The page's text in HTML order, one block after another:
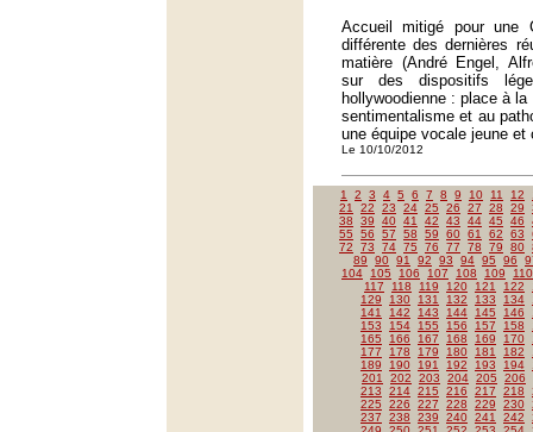
Accueil mitigé pour une
différente des dernières
matière (André Engel,
sur des dispositifs
hollywoodienne : place à
sentimentalisme et au
une équipe vocale jeune et
Le 10/10/2012
1 2 3 4 5 6 7 8 9 10 11 12
21
22 23 24 25 26 27 28 29
38
39 40 41 42 43 44 45 46
55
56 57 58 59 60 61 62 63
72
73 74 75 76 77 78 79 80
89
90 91 92 93 94 95 96
104
105 106 107 108 109
110
117
118 119 120 121 122
129
130 131 132 133 134
141
142 143 144 145 146
153
154 155 156 157 158
165
166 167 168 169 170
177
178 179 180 181 182
189
190 191 192 193 194
201
202 203 204 205
206
213
214 215 216 217 218
225
226 227 228 229 230
237
238 239 240 241 242